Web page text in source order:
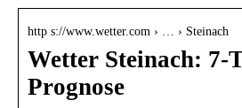
http s://www.wetter.com › … › Steinach
Wetter Steinach: 7-
Prognose